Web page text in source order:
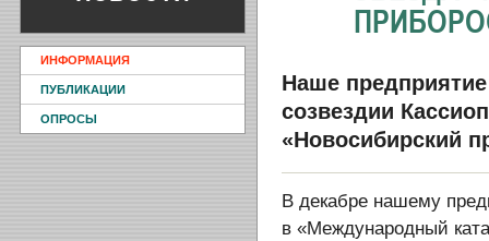
ИНФОРМАЦИЯ
ПУБЛИКАЦИИ
ОПРОСЫ
Наше
созвездии
«Новосибирский
В декабре нашему
в «Международный